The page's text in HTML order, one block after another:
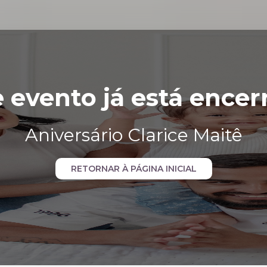
evento já está
Aniversário Clarice Maitê
RETORNAR À PÁGINA INICIAL